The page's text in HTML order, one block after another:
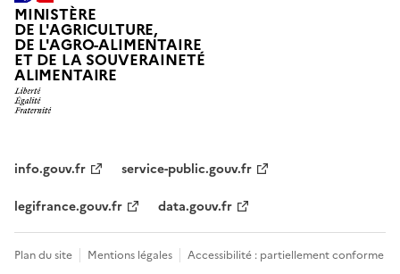
MINISTÈRE
DE L'AGRICULTURE,
DE L'AGRO-ALIMENTAIRE
ET DE LA SOUVERAINETÉ
ALIMENTAIRE
info.gouv.fr
service-public.gouv.fr
legifrance.gouv.fr
data.gouv.fr
Plan du site Mentions légales Accessibilité : partiellement conforme